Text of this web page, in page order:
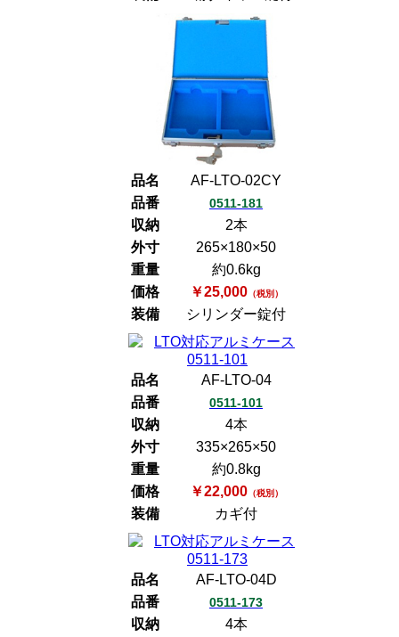
品名
AF-LTO-02CY
品番
0511-181
収納
2本
外寸
265×180×50
重量
約0.6kg
価格
￥25,000（税別）
装備 シリンダー錠付
品名
AF-LTO-04
品番
0511-101
収納
4本
外寸
335×265×50
重量
約0.8kg
価格
￥22,000（税別）
装備 カギ付
品名
AF-LTO-04D
品番
0511-173
収納
4本